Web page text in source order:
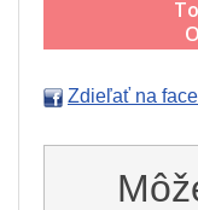
Zdieľať na